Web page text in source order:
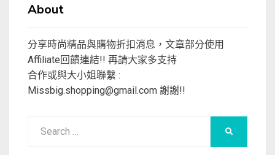
About
分享時尚精品與購物折扣消息，文章部分使用
Affiliate回饋連結!! 再請大家多支持
合作或與大小姐聯繫 :
Missbig.shopping@gmail.com 謝謝!!